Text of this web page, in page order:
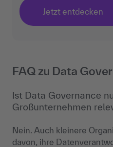
Jetzt entdecken
FAQ zu Data
Ist Data Governance
Großunternehmen
Nein. Auch kleinere
davon, ihre